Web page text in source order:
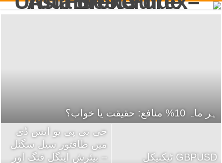
ہر ماہ 10% منافع: حقیقت یا خواب؟
جی بی پی یو ایس ڈی
میں طاقتور سیل سگنل
– بیئرش اینگل فنگ اور
GBPUSD ٹیکنیکل